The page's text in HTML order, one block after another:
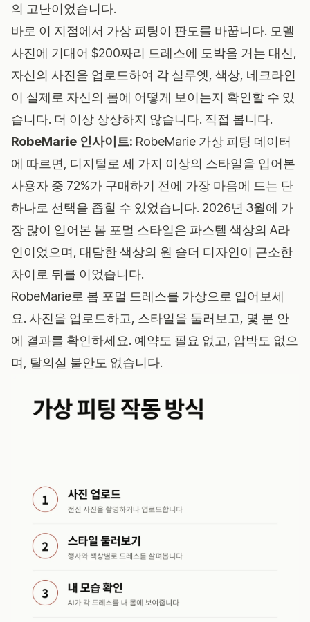
의 고난이었습니다.
바로 이 지점에서 가상 피팅이 판도를 바꿉니다. 모델
사진에 기대어 $200짜리 드레스에 도박을 거는 대신,
자신의 사진을 업로드하여 각 실루엣, 색상, 네크라인
이 실제로 자신의 몸에 어떻게 보이는지 확인할 수 있
습니다. 더 이상 상상하지 않습니다. 직접 봅니다.
RobeMarie 인사이트: RobeMarie 가상 피팅 데이터
에 따르면, 디지털로 세 가지 이상의 스타일을 입어본
사용자 중 72%가 구매하기 전에 가장 마음에 드는 단
하나로 선택을 좁힐 수 있었습니다. 2026년 3월에 가
장 많이 입어본 봄 포멀 스타일은 파스텔 색상의 A라
인이었으며, 대담한 색상의 원 숄더 디자인이 근소한
차이로 뒤를 이었습니다.
RobeMarie로 봄 포멀 드레스를 가상으로 입어보세
요. 사진을 업로드하고, 스타일을 둘러보고, 몇 분 안
에 결과를 확인하세요. 예약도 필요 없고, 압박도 없으
며, 탈의실 불안도 없습니다.